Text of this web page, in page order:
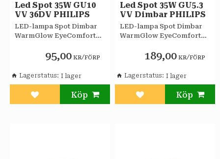
Led Spot 35W GU10
VV 36DV PHILIPS
LED-lampa Spot Dimbar
WarmGlow EyeComfort
95,00 KR/FÖRP
Lägg till i favoriter
Lagerstatus
Led Spot 35W GU5.3
VV Dimbar PHILIPS
LED-lampa Spot Dimbar
WarmGlow EyeComfort
189,00 KR/FÖRP
Lägg till i favoriter
Lagerstatus